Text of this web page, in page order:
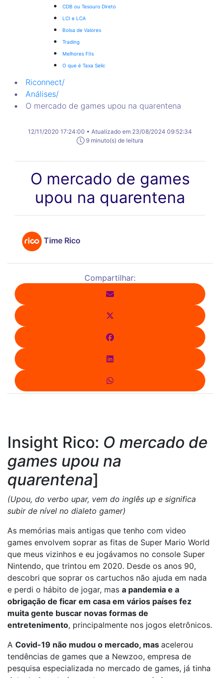
CDB ou Tesouro Direto
LCI e LCA
Bolsa de Valores
Trading
Melhores FIIs
O que é Taxa Selic
Riconnect/
Análises/
O mercado de games upou na quarentena
12/11/2020 17:24:00 • Atualizado em 23/08/2024 09:52:34
9 minuto(s) de leitura
O mercado de games
upou na quarentena
Time Rico
Compartilhar:
Insight Rico: O mercado de
games upou na
quarentena]
(Upou, do verbo upar, vem do inglês up e significa
subir de nível no dialeto gamer)
As memórias mais antigas que tenho com video
games envolvem soprar as fitas de Super Mario World
que meus vizinhos e eu jogávamos no console Super
Nintendo, que trintou em 2020. Desde os anos 90,
descobri que soprar os cartuchos não ajuda em nada
e perdi o hábito de jogar, mas a pandemia e a
obrigação de ficar em casa em vários países fez
muita gente buscar novas formas de
entretenimento, principalmente nos jogos eletrônicos.
A Covid-19 não mudou o mercado, mas acelerou
tendências de games que a Newzoo, empresa de
pesquisa especializada no mercado de games, já tinha